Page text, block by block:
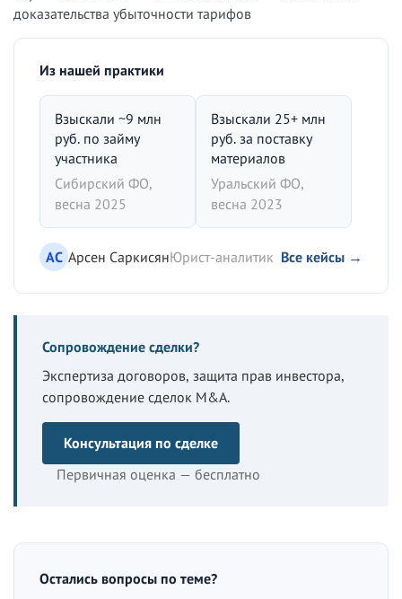
доказательства убыточности тарифов
Из нашей практики
Взыскали ~9 млн
руб. по займу
участника
Сибирский ФО,
весна 2025
Взыскали 25+ млн
руб. за поставку
материалов
Уральский ФО,
весна 2023
АС Арсен СаркисянЮрист-аналитик Все кейсы →
Сопровождение сделки?
Экспертиза договоров, защита прав инвестора,
сопровождение сделок M&A.
Консультация по сделке
Первичная оценка — бесплатно
Остались вопросы по теме?